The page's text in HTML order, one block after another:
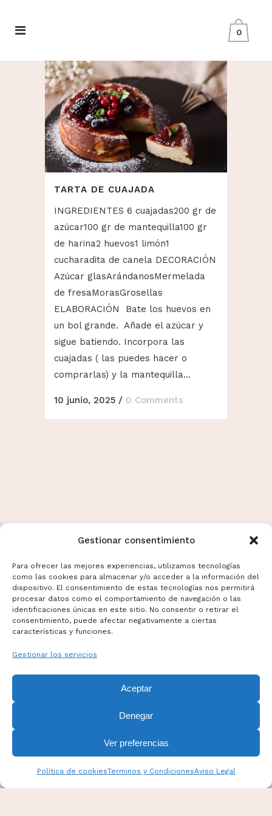
Gestionar consentimiento
Para ofrecer las mejores experiencias, utilizamos tecnologías
como las cookies para almacenar y/o acceder a la información del
dispositivo. El consentimiento de estas tecnologías nos permitirá
procesar datos como el comportamiento de navegación o las
identificaciones únicas en este sitio. No consentir o retirar el
consentimiento, puede afectar negativamente a ciertas
características y funciones.
Gestionar los servicios
Aceptar
Denegar
Ver preferencias
Política de cookiesTerminos y CondicionesAviso Legal
0
TARTA DE CUAJADA
INGREDIENTES 6 cuajadas200 gr de
azúcar100 gr de mantequilla100 gr
de harina2 huevos1 limón1
cucharadita de canela DECORACIÓN
Azúcar glasArándanosMermelada
de fresaMorasGrosellas
ELABORACIÓN Bate los huevos en
un bol grande. Añade el azúcar y
sigue batiendo. Incorpora las
cuajadas ( las puedes hacer o
comprarlas) y la mantequilla...
10 junio, 2025 / 0 Comments
Términos y Condiciones
Aviso Legal
Politicas de Cookies